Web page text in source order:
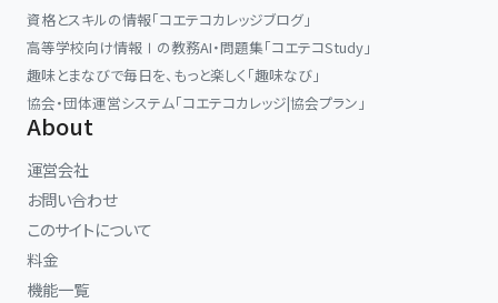
資格とスキルの情報「コエテコカレッジブログ」
高等学校向け情報Ⅰの教務AI・問題集「コエテコStudy」
趣味とまなびで毎日を、もっと楽しく「趣味なび」
協会・団体運営システム「コエテコカレッジ|協会プラン」
About
運営会社
お問い合わせ
このサイトについて
料金
機能一覧